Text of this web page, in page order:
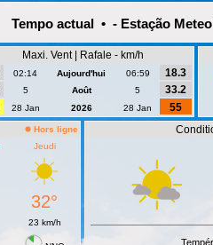
Tempo actual • - Estação
Maxi. Vent | Rafale - km/h
02:14 Aujourd'hui 06:59
18.3
5 Août 5
33.2
28 Jan 2026 28 Jan 55
Hors ligne
Jeudi
32°
23 km/h